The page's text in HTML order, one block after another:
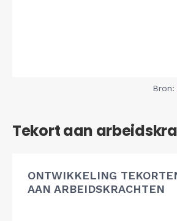
Bron:
Tekort aan
ONTWIKKELING
AAN ARBEIDSKRACHTEN